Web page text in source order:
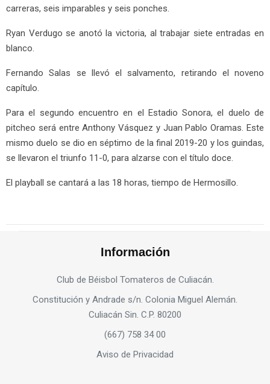
carreras, seis imparables y seis ponches.
Ryan Verdugo se anotó la victoria, al trabajar siete entradas en
blanco.
Fernando Salas se llevó el salvamento, retirando el noveno
capítulo.
Para el segundo encuentro en el Estadio Sonora, el duelo de
pitcheo será entre Anthony Vásquez y Juan Pablo Oramas. Este
mismo duelo se dio en séptimo de la final 2019-20 y los guindas,
se llevaron el triunfo 11-0, para alzarse con el título doce.
El playball se cantará a las 18 horas, tiempo de Hermosillo.
Información
Club de Béisbol Tomateros de Culiacán.
Constitución y Andrade s/n. Colonia Miguel Alemán.
Culiacán Sin. C.P. 80200
(667) 758 34 00
Aviso de Privacidad